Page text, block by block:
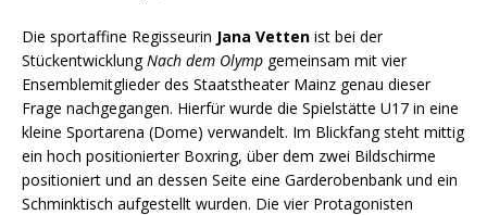
Die sportaffine Regisseurin Jana Vetten ist bei der
StückentwicklungNach dem Olymp gemeinsam mit vier
Ensemblemitglieder des Staatstheater Mainz genau dieser
Frage nachgegangen. Hierfür wurde die Spielstätte U17 in eine
kleine Sportarena (Dome) verwandelt. Im Blickfang steht mittig
ein hoch positionierter Boxring, über dem zwei Bildschirme
positioniert und an dessen Seite eine Garderobenbank und ein
Schminktisch aufgestellt wurden. Die vier Protagonisten